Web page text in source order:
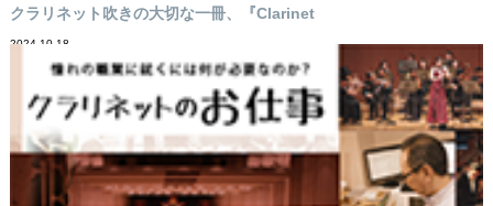
クラリネット吹きの大切な一冊、『Clarinet
2024-10-18